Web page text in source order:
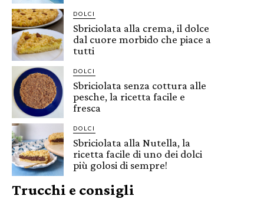
DOLCI
Sbriciolata alla crema, il dolce
dal cuore morbido che piace a
tutti
DOLCI
Sbriciolata senza cottura alle
pesche, la ricetta facile e
fresca
DOLCI
Sbriciolata alla Nutella, la
ricetta facile di uno dei dolci
più golosi di sempre!
Trucchi e consigli